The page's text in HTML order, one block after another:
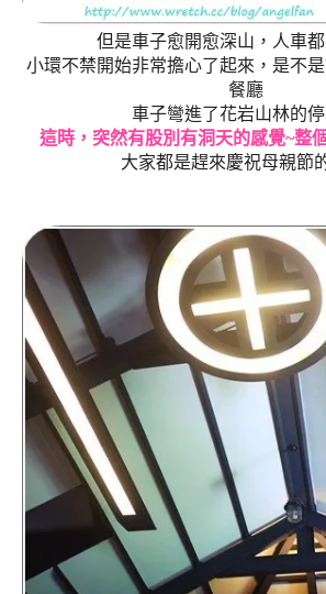
但是車子愈開愈深山，人車
小環不禁開始非常擔心了起來，是不
餐廳
車子彎進了花岩山林的
這時，突然有股別有洞天的感覺~整
大家都是趕來慶祝母親節